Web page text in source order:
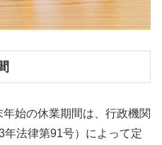
始の休業期間は、行政機関
法律第91号）によって定